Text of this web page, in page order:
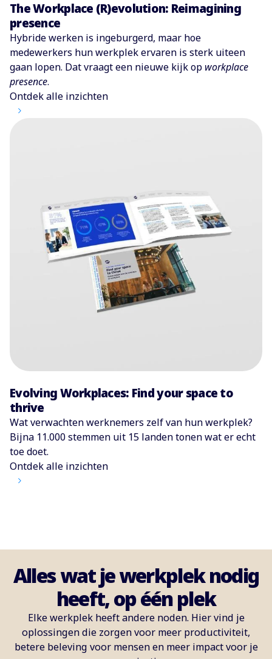
The Workplace (R)evolution: Reimagining
presence
Hybride werken is ingeburgerd, maar hoe
medewerkers hun werkplek ervaren is sterk uiteen
gaan lopen. Dat vraagt een nieuwe kijk op workplace
presence.
Ontdek alle inzichten
Evolving Workplaces: Find your space to
thrive
Wat verwachten werknemers zelf van hun werkplek?
Bijna 11.000 stemmen uit 15 landen tonen wat er echt
toe doet.
Ontdek alle inzichten
Alles wat je werkplek nodig
heeft, op één plek
Elke werkplek heeft andere noden. Hier vind je
oplossingen die zorgen voor meer productiviteit,
betere beleving voor mensen en meer impact voor je